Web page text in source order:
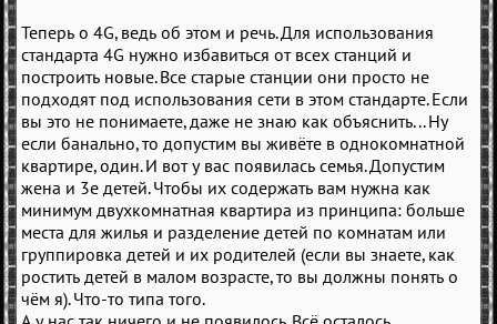
Теперь о 4G, ведь об этом и речь. Для использования
стандарта 4G нужно избавиться от всех станций и
построить новые. Все старые станции они просто не
подходят под использования сети в этом стандарте. Если
вы это не понимаете, даже не знаю как объяснить... Ну
если банально, то допустим вы живёте в однокомнатной
квартире, один. И вот у вас появилась семья. Допустим
жена и 3е детей. Чтобы их содержать вам нужна как
минимум двухкомнатная квартира из принципа: больше
места для жилья и разделение детей по комнатам или
группировка детей и их родителей (если вы знаете, как
ростить детей в малом возрасте, то вы должны понять о
чём я). Что-то типа того.